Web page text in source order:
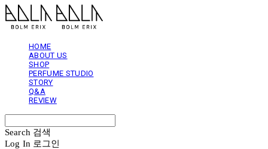
HOME
ABOUT US
SHOP
PERFUME STUDIO
STORY
Q&A
REVIEW
Search 검색
Log In 로그인